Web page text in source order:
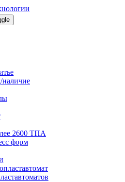
наличие
2600 ТПА
форм